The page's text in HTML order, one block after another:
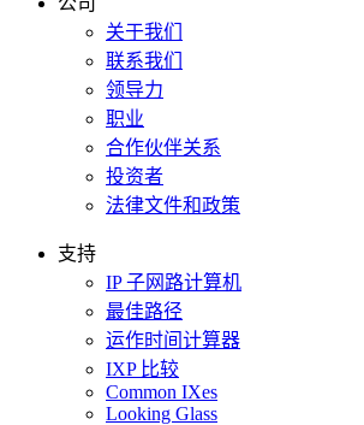
关于我们
联系我们
领导力
职业
合作伙伴关系
投资者
法律文件和政策
支持
IP 子网路计算机
最佳路径
运作时间计算器
IXP 比较
Common IXes
Looking Glass